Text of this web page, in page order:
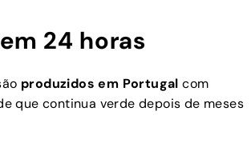
24 horas
produzidos em Portugal com
que continua verde depois de meses